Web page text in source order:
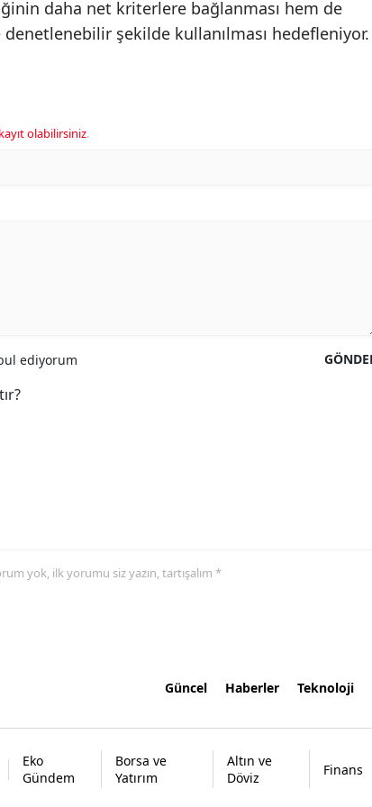
daha net kriterlere bağlanması hem de
şekilde kullanılması hedefleniyor.
kayıt olabilirsiniz.
ediyorum
yok, ilk yorumu siz yazın, tartışalım *
Güncel Haberler Teknoloji
Eko
Gündem
Borsa ve
Yatırım
Altın ve
Döviz
Finans